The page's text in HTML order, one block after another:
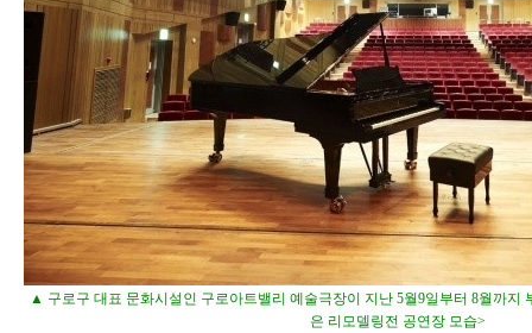
▲ 구로구 대표 문화시설인 구로아트밸리 예술극장이 지난 5월9일부터 8월까지
은 리모델링전 공연장 모습>